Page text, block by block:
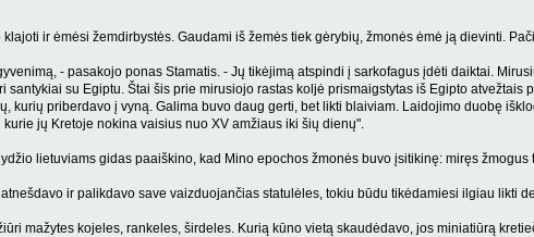
ir ėmėsi žemdirbystės. Gaudami iš žemės tiek gėrybių, žmonės ėmė ją dievinti.
- pasakojo ponas Stamatis. - Jų tikėjimą atspindi į sarkofagus įdėti daiktai.
santykiai su Egiptu. Štai šis prie mirusiojo rastas koljė prismaigstytas iš Egipto
kurių priberdavo į vyną. Galima buvo daug gerti, bet likti blaiviam. Laidojimo duobę
jų Kretoje nokina vaisius nuo XV amžiaus iki šių dienų".
lietuviams gidas paaiškino, kad Mino epochos žmonės buvo įsitikinę: miręs
ir palikdavo save vaizduojančias statulėles, tokiu būdu tikėdamiesi ilgiau likti
mažytes kojeles, rankeles, širdeles. Kurią kūno vietą skaudėdavo, jos miniatiūrą